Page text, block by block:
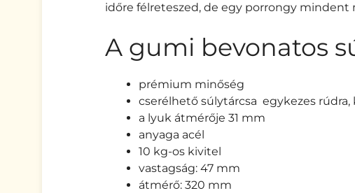
időre félreteszed, de egy porrongy mindent
A gumi bevonatos
prémium minőség
cserélhető súlytárcsa egykezes rúdra,
a lyuk átmérője 31 mm
anyaga acél
10 kg-os kivitel
vastagság: 47 mm
átmérő: 320 mm